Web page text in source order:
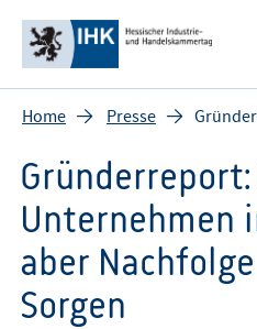
Home Presse
Unternehmen
aber
Sorgen